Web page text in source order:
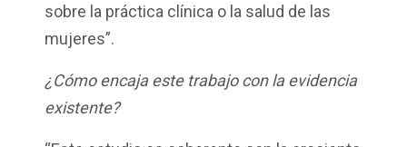
sobre la práctica clínica o la salud de las
mujeres”.
¿Cómo encaja este trabajo con la evidencia
existente?